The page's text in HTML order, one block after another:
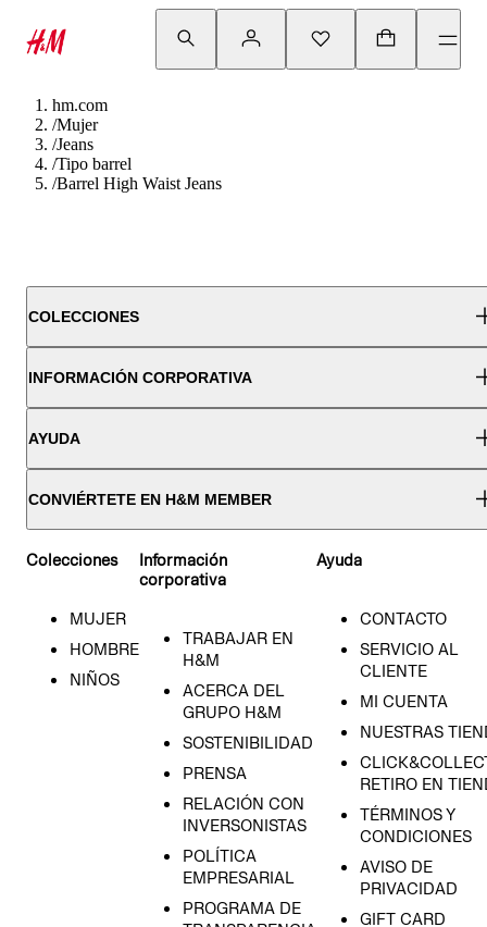
hm.com
/Mujer
/Jeans
/Tipo barrel
/Barrel High Waist Jeans
COLECCIONES
INFORMACIÓN CORPORATIVA
AYUDA
CONVIÉRTETE EN H&M MEMBER
Colecciones
MUJER
HOMBRE
NIÑOS
Información
corporativa
TRABAJAR EN
H&M
ACERCA DEL
GRUPO H&M
SOSTENIBILIDAD
PRENSA
RELACIÓN CON
INVERSONISTAS
POLÍTICA
EMPRESARIAL
PROGRAMA DE
Ayuda
CONTACTO
SERVICIO AL
CLIENTE
MI CUENTA
NUESTRAS
RETIRO EN
TÉRMINOS Y
CONDICIONES
AVISO DE
PRIVACIDAD
GIFT CARD